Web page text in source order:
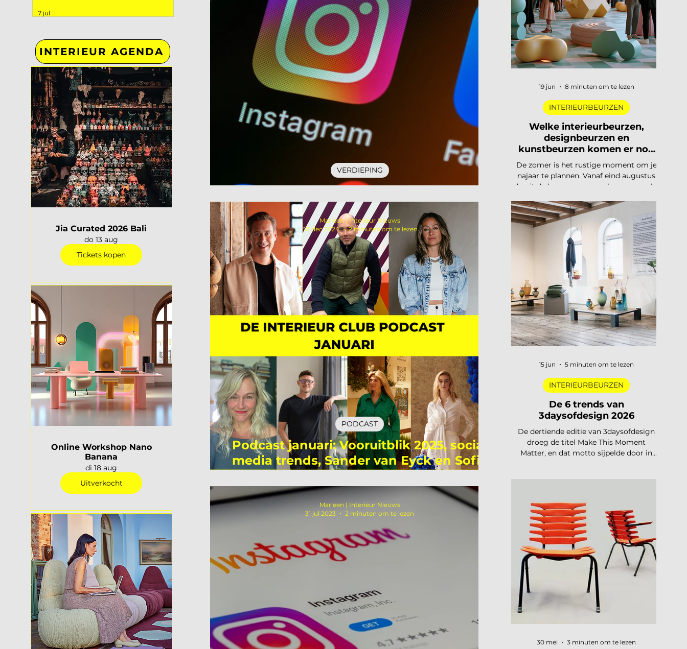
7 jul
INTERIEUR AGENDA
Jia Curated 2026 Bali
do 13 aug
Tickets kopen
Online Workshop Nano
Banana
di 18 aug
Uitverkocht
VERDIEPING
Podcast januari: Vooruitblik 2025, social
media trends, Sander van Eyck en Sofie
PODCAST
Marleen | Interieur Nieuws
30 dec 2024
2 minuten om te lezen
Marleen | Interieur Nieuws
31 jul 2023
2 minuten om te lezen
Future Summit keert terug op 10
november en de presale is begonnen!
Vorig jaar u
Welke interieurbeurzen,
designbeurzen en
kunstbeurzen komen er nog
aan in 2026?
De zomer is het rustige moment om je
najaar te plannen. Vanaf eind augustus
draait de beurzencarrousel weer op volle
Belgische agenda die piekt in
september en november, en een
internationale kalender die loopt van
Helsinki tot Miami. Hieronder vind je alle
relevante interieurbeurzen,
designbeurzen en kunstbeurzen van
augustus tot en met december 2026, op
datum gezet. Handig om vast in je
agenda te blokken. Welke
interieurbeurzen, designbeurzen
INTERIEURBEURZEN
19 jun 8 minuten om te lezen
De 6 trends van
3daysofdesign 2026
De dertiende editie van 3daysofdesign
droeg de titel Make This Moment
Matter, en dat motto sijpelde door in
verdwenen. Wat overblijft is koeler,
eerlijker en doordachter: koel metaal,
lage zit, diep bordeaux en een duidelijke
voorkeur voor materiaal met een
verhaal. Dit zijn de zes trends die de
toon zetten voor 2026 en 2027. De 6
trends
INTERIEURBEURZEN
15 jun 5 minuten om te lezen
30 mei 3 minuten om te lezen